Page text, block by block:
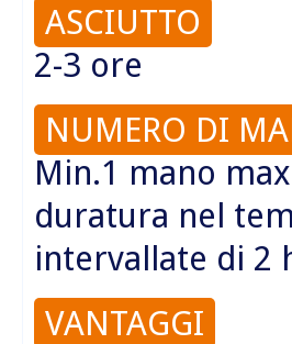
ASCIUTTO
2-3 ore
NUMERO DI
Min.1 mano
duratura nel
intervallate di 2
VANTAGGI